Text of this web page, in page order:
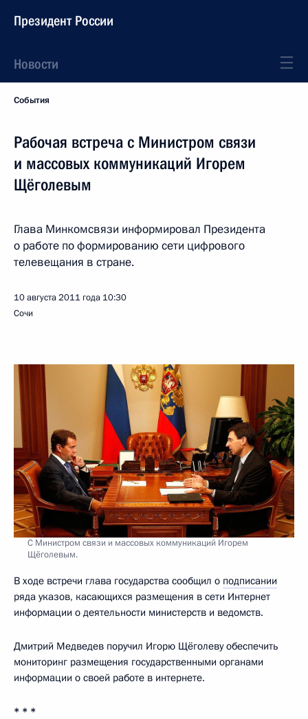
Президент России
Новости
События
Рабочая встреча с Министром связи
и массовых коммуникаций Игорем
Щёголевым
Глава Минкомсвязи информировал Президента
о работе по формированию сети цифрового
телевещания в стране.
10 августа 2011 года 10:30
Сочи
С Министром связи и массовых коммуникаций Игорем
Щёголевым.
В ходе встречи глава государства сообщил о подписании
ряда указов, касающихся размещения в сети Интернет
информации о деятельности министерств и ведомств.
Дмитрий Медведев поручил Игорю Щёголеву обеспечить
мониторинг размещения государственными органами
информации о своей работе в интернете.
* * *